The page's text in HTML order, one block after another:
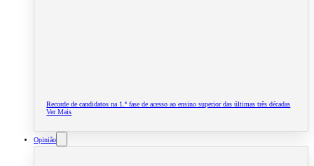
Recorde de candidatos na 1.ª fase de acesso ao ensino superior das últimas três décadas
Ver Mais
Opinião